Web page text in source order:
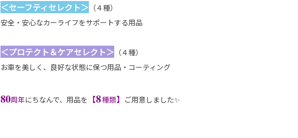
＜セーフティセレクト＞ （４種）
安全・安心なカーライフをサポートする用品
＜プロテクト＆ケアセレクト＞ （４種）
お車を美しく、良好な状態に保つ用品・コーティング
𝟖𝟎周年にちなんで、用品を 【𝟖種類】 ご用意しました✨